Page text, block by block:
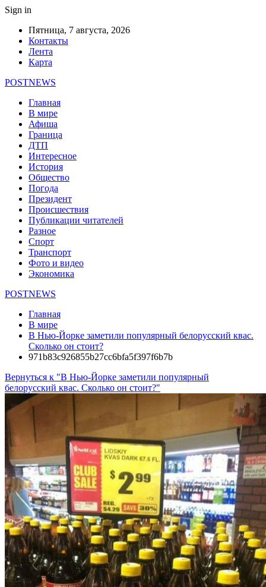
Sign in
Пятница, 7 августа, 2026
Контакты
Лента
Карта
POSTNEWS
Главная
В мире
Афиша
Граница
ДТП
Интересное
История
Общество
Погода
Президент
Происшествия
Публикации читателей
Разное
Спорт
Транспорт
Фото и видео
Экономика
POSTNEWS
Главная
В мире
В Нью-Йорке заметили популярный белорусский квас.
Сколько он стоит?
971b83c926855b27cc6bfa5f397f6b7b
Вернуться к "В Нью-Йорке заметили популярный
белорусский квас. Сколько он стоит?"